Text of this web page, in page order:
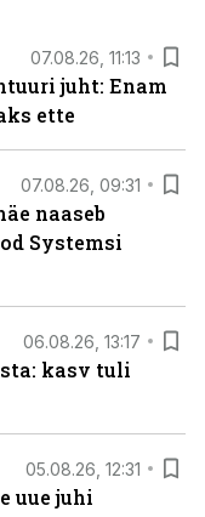
07.08.26, 11:13
juht: Enam
ette
07.08.26, 09:31
naaseb
Systemsi
06.08.26, 13:17
kasv tuli
05.08.26, 12:31
uue juhi